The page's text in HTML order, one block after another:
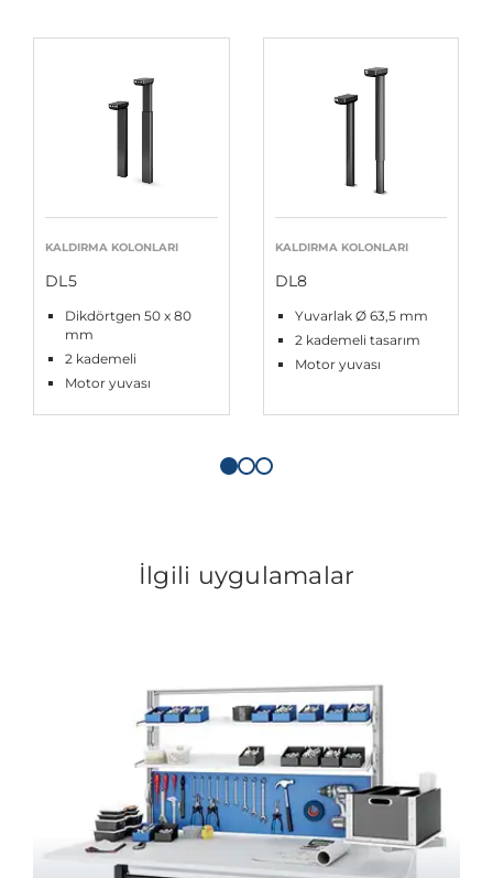
KALDIRMA KOLONLARI
DL5
Dikdörtgen 50 x 80
mm
2 kademeli
Motor yuvası
KALDIRMA KOLONLARI
DL8
Yuvarlak Ø 63,5 mm
2 kademeli tasarım
Motor yuvası
İlgili uygulamalar